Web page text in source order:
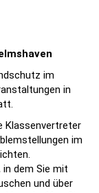
im
in
Klassenvertreter
im
dem Sie mit
und über